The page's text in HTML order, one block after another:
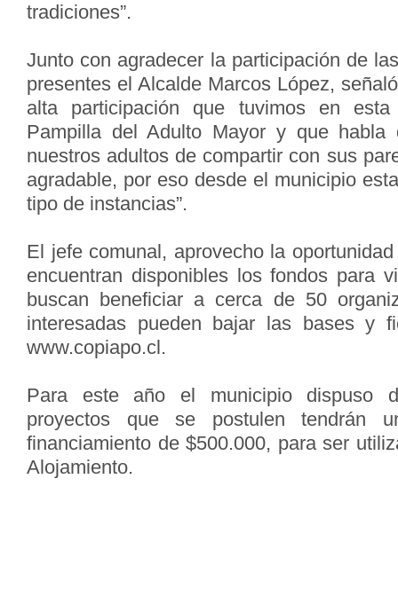
tradiciones”.
Junto con agradecer la participación de
presentes el Alcalde Marcos López,
alta participación que tuvimos en
Pampilla del Adulto Mayor y que habla
nuestros adultos de compartir con sus
agradable, por eso desde el municipio
tipo de instancias”.
El jefe comunal, aprovecho la
encuentran disponibles los fondos para
buscan beneficiar a cerca de 50
interesadas pueden bajar las bases y
www.copiapo.cl.
Para este año el municipio dispuso
proyectos que se postulen tendrán
financiamiento de $500.000, para ser
Alojamiento.